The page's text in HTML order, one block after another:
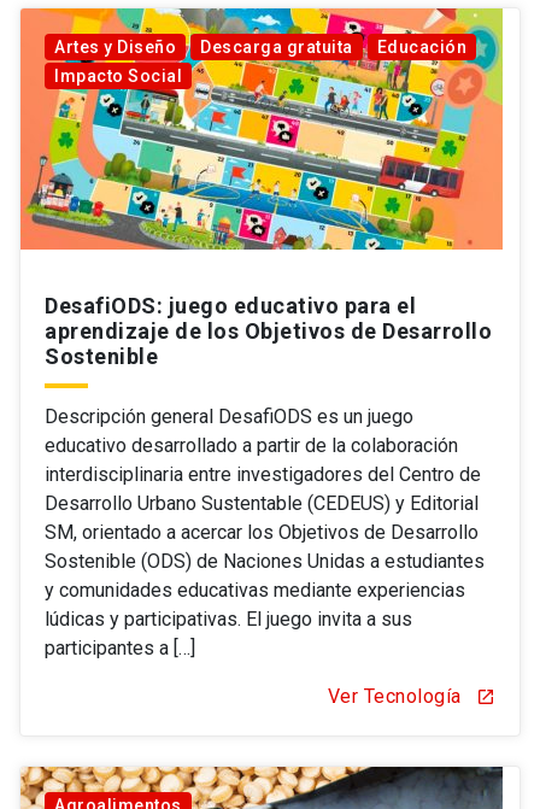
Artes y Diseño Descarga gratuita
Educación
Impacto Social
DesafiODS: juego educativo para el
aprendizaje de los Objetivos de Desarrollo
Sostenible
Descripción general DesafiODS es un juego
educativo desarrollado a partir de la colaboración
interdisciplinaria entre investigadores del Centro de
Desarrollo Urbano Sustentable (CEDEUS) y Editorial
SM, orientado a acercar los Objetivos de Desarrollo
Sostenible (ODS) de Naciones Unidas a estudiantes
y comunidades educativas mediante experiencias
lúdicas y participativas. El juego invita a sus
participantes a […]
Ver Tecnología open_in_new